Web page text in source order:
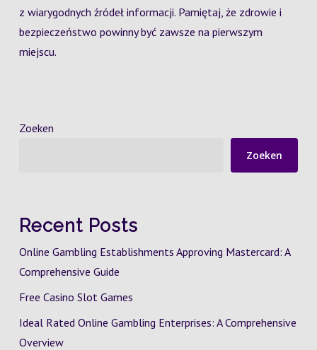
z wiarygodnych źródeł informacji. Pamiętaj, że zdrowie i
bezpieczeństwo powinny być zawsze na pierwszym
miejscu.
Zoeken
Zoeken
Recent Posts
Online Gambling Establishments Approving Mastercard: A
Comprehensive Guide
Free Casino Slot Games
Ideal Rated Online Gambling Enterprises: A Comprehensive
Overview